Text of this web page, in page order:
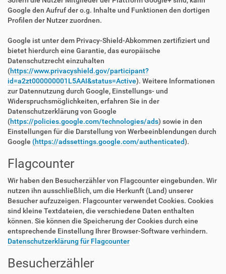
Google den Aufruf der o.g. Inhalte und Funktionen den dortigen
Profilen der Nutzer zuordnen.
Google ist unter dem Privacy-Shield-Abkommen zertifiziert und
bietet hierdurch eine Garantie, das europäische
Datenschutzrecht einzuhalten
(https://www.privacyshield.gov/participant?
id=a2zt000000001L5AAI&status=Active). Weitere Informationen
zur Datennutzung durch Google, Einstellungs- und
Widerspruchsmöglichkeiten, erfahren Sie in der
Datenschutzerklärung von Google
(https://policies.google.com/technologies/ads) sowie in den
Einstellungen für die Darstellung von Werbeeinblendungen durch
Google (https://adssettings.google.com/authenticated).
Flagcounter
Wir haben den Besucherzähler von Flagcounter eingebunden. Wir
nutzen ihn ausschließlich, um die Herkunft (Land) unserer
Besucher aufzuzeigen. Flagcounter verwendet Cookies. Cookies
sind kleine Textdateien, die verschiedene Daten enthalten
können. Sie können die Speicherung der Cookies durch eine
entsprechende Einstellung Ihrer Browser-Software verhindern.
Datenschutzerklärung für Flagcounter
Besucherzähler